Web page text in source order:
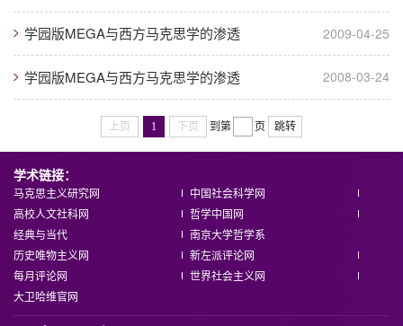
学园版MEGA与西方马克思学的渗透 2009-04-25
学园版MEGA与西方马克思学的渗透 2008-03-24
上页 1 下页 到第 页 跳转
学术链接：
马克思主义研究网
中国社会科学网
高校人文社科网
哲学中国网
经典与当代
南京大学哲学系
历史唯物主义网
新左派评论网
每月评论网
世界社会主义网
大卫哈维官网